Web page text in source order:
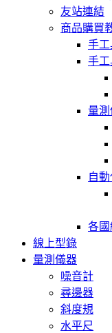
友站連結
商品購買
手工
手工
量
自
各國
線上型錄
量測儀器
噪音計
尋邊器
斜度規
水平尺